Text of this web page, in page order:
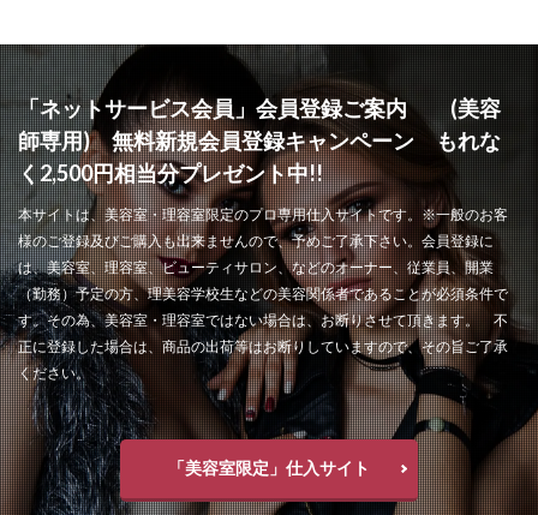
「ネットサービス会員」会員登録ご案内 (美容
師専用) 無料新規会員登録キャンペーン もれな
く2,500円相当分プレゼント中!!
本サイトは、美容室・理容室限定のプロ専用仕入サイトです。※一般のお客
様のご登録及びご購入も出来ませんので、予めご了承下さい。会員登録に
は、美容室、理容室、ビューティサロン、などのオーナー、従業員、開業
（勤務）予定の方、理美容学校生などの美容関係者であることが必須条件で
す。その為、美容室・理容室ではない場合は、お断りさせて頂きます。 不
正に登録した場合は、商品の出荷等はお断りしていますので、その旨ご了承
ください。
「美容室限定」仕入サイト